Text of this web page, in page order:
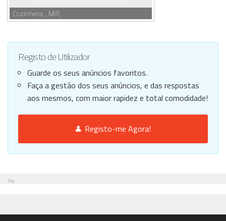
Cozinheira , M/F,
Registo de Utilizador
Guarde os seus anúncios favoritos.
Faça a gestão dos seus anúncios, e das respostas
aos mesmos, com maior rapidez e total comodidade!
Registo-me Agora!
Pub